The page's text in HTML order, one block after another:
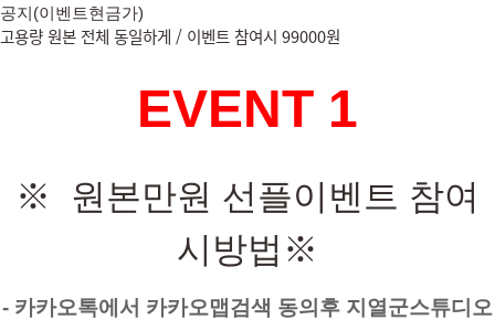
공지(이벤트현금가)
고용량 원본 전체 동일하게 / 이벤트 참여시 99000원
EVENT 1
※ 원본만원 선플이벤트 참여
시방법 ※
- 카카오톡에서 카카오맵검색 동의후 지열군스튜디오